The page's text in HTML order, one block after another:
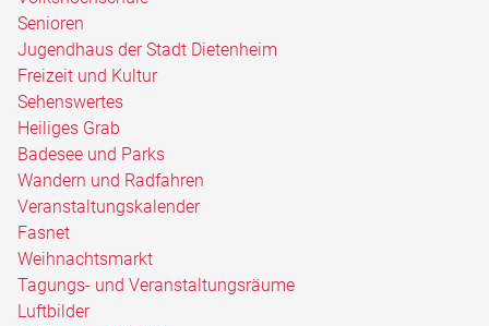
Senioren
Jugendhaus der Stadt Dietenheim
Freizeit und Kultur
Sehenswertes
Heiliges Grab
Badesee und Parks
Wandern und Radfahren
Veranstaltungskalender
Fasnet
Weihnachtsmarkt
Tagungs- und Veranstaltungsräume
Luftbilder